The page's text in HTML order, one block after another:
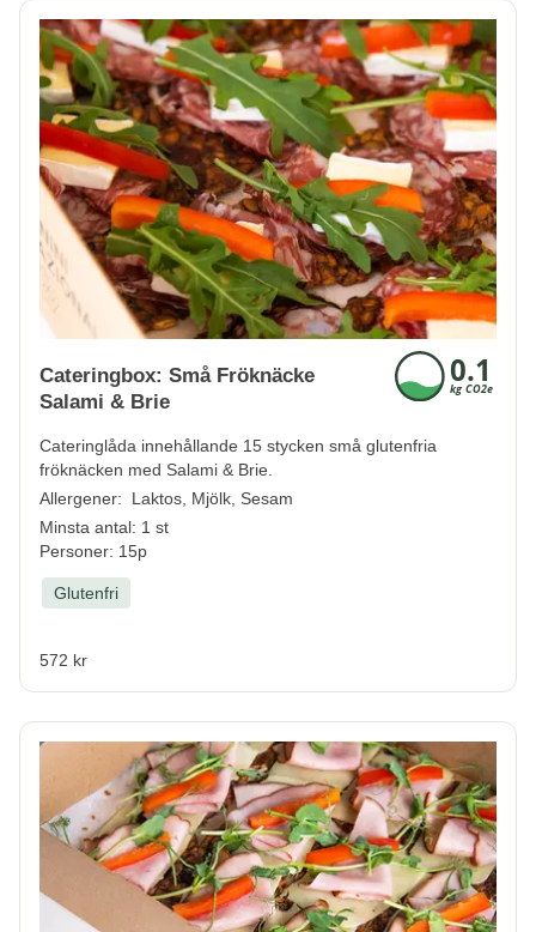
Cateringbox: Små Fröknäcke
Salami & Brie
Cateringlåda innehållande 15 stycken små glutenfria
fröknäcken med Salami & Brie.
Allergener:
Laktos, Mjölk, Sesam
Minsta antal: 1 st
Personer: 15p
Glutenfri
572 kr